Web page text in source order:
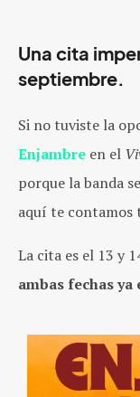
Una cita
septiembre.
Si no tuviste la
Enjambre en el
porque la banda
aquí te contamos
La cita es el 13 y
ambas fechas ya